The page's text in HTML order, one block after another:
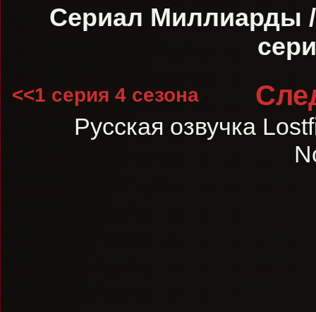
Сериал Миллиарды
<<1 серия 4 сезона
Русская озвучка